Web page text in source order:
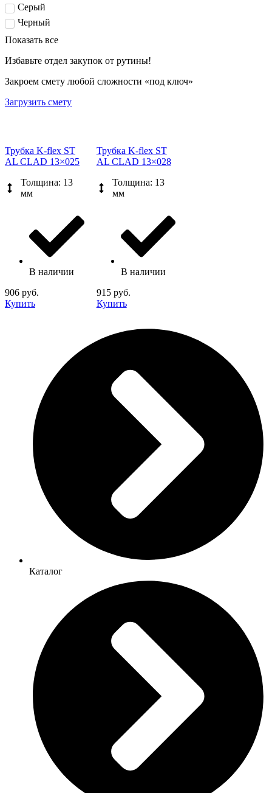
Серый
Черный
Показать все
Избавьте отдел закупок от рутины!
Закроем смету любой сложности «под ключ»
Загрузить смету
Трубка K-flex ST
AL CLAD 13×025
Толщина: 13
мм
В наличии
906 руб.
Купить
Трубка K-flex ST
AL CLAD 13×028
Толщина: 13
мм
В наличии
915 руб.
Купить
Каталог